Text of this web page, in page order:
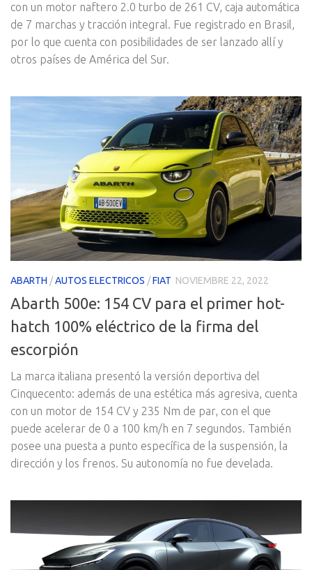
con un motor naftero 2.0 turbo de 261 CV, caja automática
de 7 marchas y tracción integral. Fue registrado en Brasil,
por lo que cuenta con posibilidades de ser lanzado allí y
otros países de América del Sur.
ABARTH /AUTOS ELECTRICOS /FIAT NOVIEMBRE 22, 2022
Abarth 500e: 154 CV para el primer hot-
hatch 100% eléctrico de la firma del
escorpión
La marca italiana presentó la versión deportiva del
Cinquecento: además de una estética más agresiva, cuenta
con un motor de 154 CV y 235 Nm de par, con el que
puede acelerar de 0 a 100 km/h en 7 segundos. También
posee una puesta a punto específica de la suspensión, la
dirección y los frenos. Su autonomía no fue develada.